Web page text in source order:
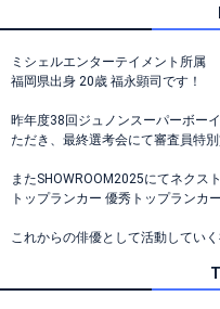
ミシェルエンターテイメント所属
福岡県出身 20歳 福永顕司です！
昨年度38回ジュノンスーパーボー
ただき、最終選考会にて審査員特
またSHOWROOM2025にてネクス
トップランカー 優秀トップランカ
これからの俳優として活動してい